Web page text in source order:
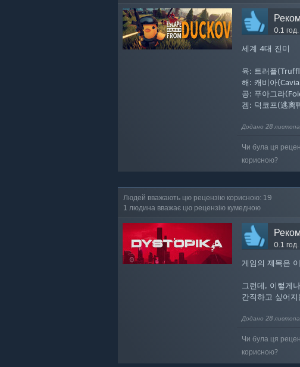
0.1
세계 4대 진미
육: 트러플
해: 캐비아
공: 푸아그라
겜: 덕코프(逃离
Додано 28
Чи була ця
корисною?
Людей вважають цю рецензію корисною: 19
1 людина вважає цю рецензію кумедною
0.1
게임의 제목은
그런데, 이렇게
간직하고 싶어
Додано 28
Чи була ця
корисною?